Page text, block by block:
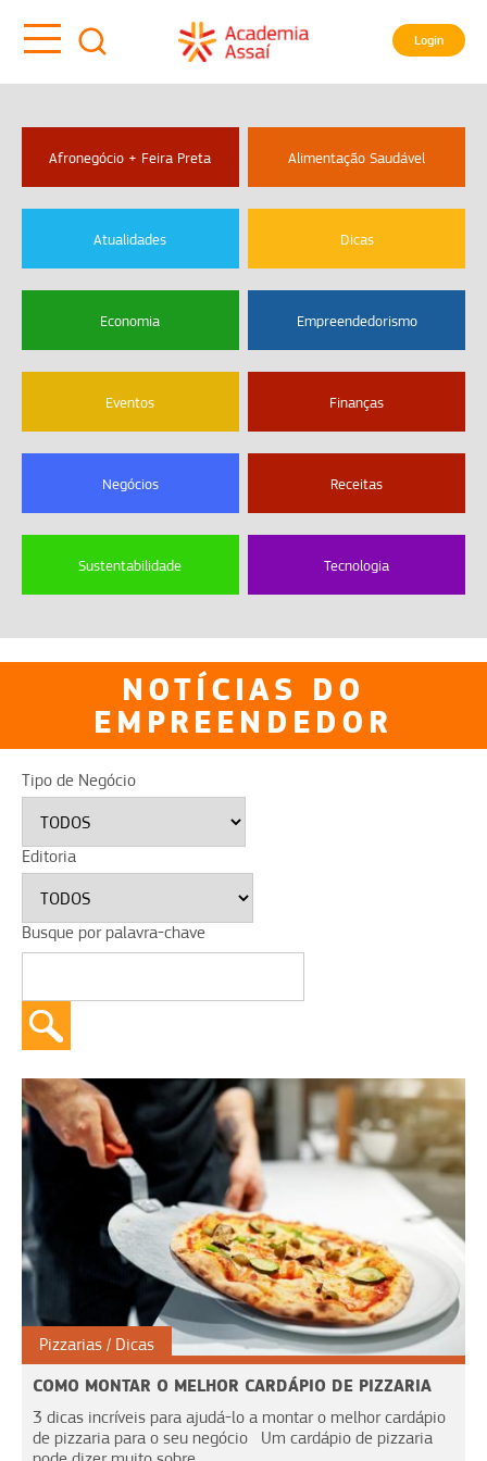
Login
Afronegócio + Feira Preta Alimentação Saudável
Atualidades Dicas
Economia Empreendedorismo
Eventos Finanças
Negócios Receitas
Sustentabilidade Tecnologia
NOTÍCIAS DO
EMPREENDEDOR
Tipo de Negócio
Editoria
Busque por palavra-chave
Pizzarias Dicas
COMO MONTAR O MELHOR CARDÁPIO DE PIZZARIA
3 dicas incríveis para ajudá-lo a montar o melhor cardápio
de pizzaria para o seu negócio Um cardápio de pizzaria